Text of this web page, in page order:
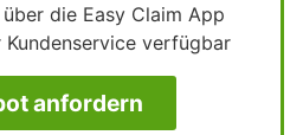
die Easy Claim App
verfügbar
anfordern